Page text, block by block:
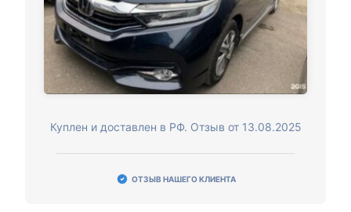
Куплен и доставлен в РФ. Отзыв от 13.08.2025
ОТЗЫВ НАШЕГО КЛИЕНТА